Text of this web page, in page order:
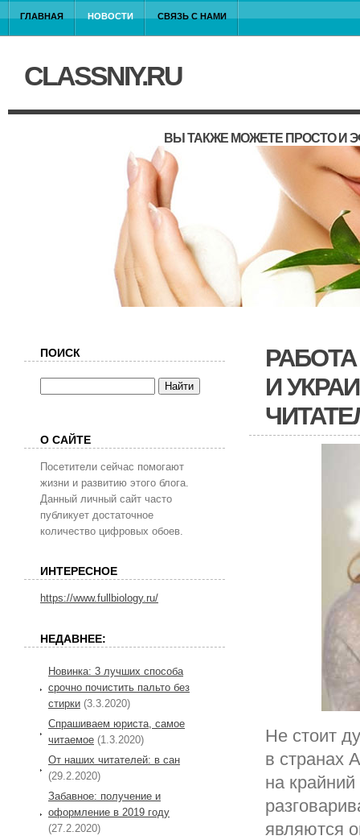
ГЛАВНАЯ НОВОСТИ СВЯЗЬ С НАМИ
CLASSNIY.RU
ВЫ ТАКЖЕ МОЖЕТЕ ПРОСТО И
И
Не стоит
в странах
на
являются
ПОИСК
О САЙТЕ
Посетители сейчас помогают
жизни и развитию этого блога.
Данный личный сайт часто
публикует достаточное
количество цифровых обоев.
ИНТЕРЕСНОЕ
https://www.fullbiology.ru/
НЕДАВНЕЕ:
Новинка: 3 лучших способа
срочно почистить пальто без
стирки (3.3.2020)
Спрашиваем юриста, самое
читаемое (1.3.2020)
От наших читателей: в сан
(29.2.2020)
Забавное: получение и
оформление в 2019 году
(27.2.2020)